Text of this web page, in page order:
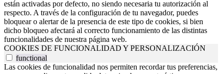
están activadas por defecto, no siendo necesaria tu autorización al
respecto. A través de la configuración de tu navegador, puedes
bloquear o alertar de la presencia de este tipo de cookies, si bien
dicho bloqueo afectará al correcto funcionamiento de las distintas
funcionalidades de nuestra página web.
COOKIES DE FUNCIONALIDAD Y PERSONALIZACIÓN
functional
Las cookies de funcionalidad nos permiten recordar tus preferencias,